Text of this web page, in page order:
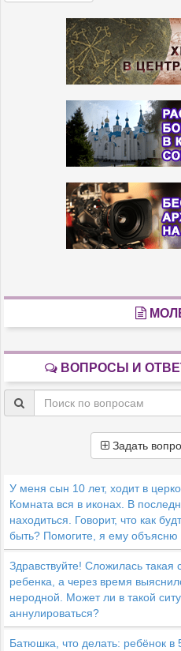
ВОПРОСЫ И
Задать
У меня сын 10 лет, ходит в
Комната вся в иконах. В
находиться. Говорит, что как
быть? Помогите, я ему объясню
Здравствуйте! Сложилась такая
ребенка, а через время
неродной. Может ли в такой
аннулироваться?
Батюшка, что делать: ребёнок в